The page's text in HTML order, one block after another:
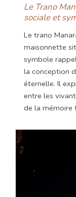
Le Trano
sociale et
Le trano
maisonnette
symbole
la conception
éternelle. Il
entre les
de la mémoire